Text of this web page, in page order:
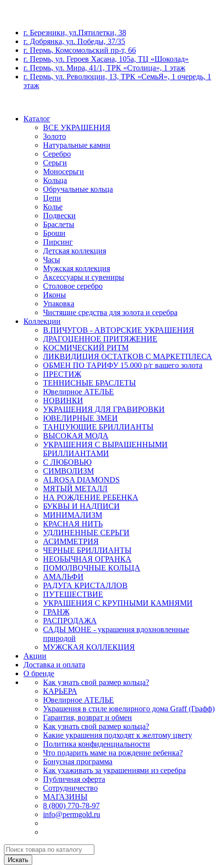
г. Березники, ул.Пятилетки, 38
г. Добрянка, ул. Победы, 37/35
г. Пермь, Комсомольский пр-т, 66
г. Пермь, ул. Героев Хасана, 105а, ТЦ «Шоколад»
г. Пермь, ул. Мира, 41/1, ТРК «Столица», 1 этаж
г. Пермь, ул. Революции, 13, ТРК «СемьЯ», 1 очередь, 1
этаж
Каталог
ВСЕ УКРАШЕНИЯ
Золото
Натуральные камни
Серебро
Серьги
Моносерьги
Кольца
Обручальные кольца
Цепи
Колье
Подвески
Браслеты
Броши
Пирсинг
Детская коллекция
Часы
Мужская коллекция
Аксессуары и сувениры
Столовое серебро
Иконы
Упаковка
Чистящие средства для золота и серебра
Коллекции
В.ПИЧУГОВ - АВТОРСКИЕ УКРАШЕНИЯ
ДРАГОЦЕННОЕ ПРИТЯЖЕНИЕ
КОСМИЧЕСКИЙ РИТМ
ЛИКВИДИЦИЯ ОСТАТКОВ С МАРКЕТПЛЕСА
ОБМЕН ПО ТАРИФУ 15.000 р/г вашего золота
ПРЕСТИЖ
ТЕННИСНЫЕ БРАСЛЕТЫ
Ювелирное АТЕЛЬЕ
НОВИНКИ
УКРАШЕНИЯ ДЛЯ ГРАВИРОВКИ
ЮВЕЛИРНЫЕ ЗМЕИ
ТАНЦУЮЩИЕ БРИЛЛИАНТЫ
ВЫСОКАЯ МОДА
УКРАШЕНИЯ С ВЫРАЩЕННЫМИ
БРИЛЛИАНТАМИ
С ЛЮБОВЬЮ
СИМВОЛИЗМ
ALROSA DIAMONDS
МЯТЫЙ МЕТАЛЛ
НА РОЖДЕНИЕ РЕБЕНКА
БУКВЫ И НАДПИСИ
МИНИМАЛИЗМ
КРАСНАЯ НИТЬ
УДЛИНЕННЫЕ СЕРЬГИ
АСИММЕТРИЯ
ЧЕРНЫЕ БРИЛЛИАНТЫ
НЕОБЫЧНАЯ ОГРАНКА
ПОМОЛВОЧНЫЕ КОЛЬЦА
АМАЛЬФИ
РАДУГА КРИСТАЛЛОВ
ПУТЕШЕСТВИЕ
УКРАШЕНИЯ С КРУПНЫМИ КАМНЯМИ
ГРАНЖ
РАСПРОДАЖА
САДЫ МОНЕ - украшения вдохновленные
природой
МУЖСКАЯ КОЛЛЕКЦИЯ
Акции
Доставка и оплата
О бренде
Как узнать свой размер кольца?
КАРЬЕРА
Ювелирное АТЕЛЬЕ
Украшения в стиле ювелирного дома Graff (Графф)
Гарантия, возврат и обмен
Как узнать свой размер кольца?
Какие украшения подходят к желтому цвету
Политика конфиденциальности
Что подарить маме на рождение ребенка?
Бонусная программа
Как ухаживать за украшениями из серебра
Публичная оферта
Сотрудничество
МАГАЗИНЫ
8 (800) 770-78-97
info@permgold.ru
Искать